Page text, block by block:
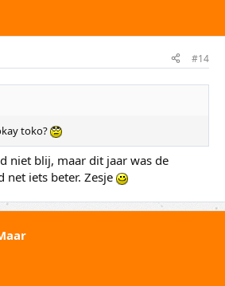
#14
toko?
niet blij, maar dit jaar was de
net iets beter. Zesje